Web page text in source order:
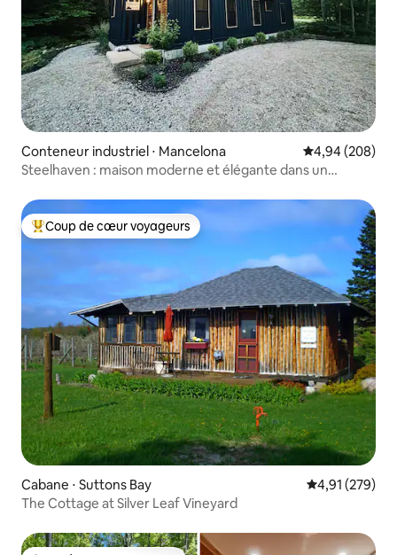
Conteneur industriel ⋅ Mancelona Évaluation
4,94 (208)
Steelhaven : maison moderne et élégante dans un
Coups de cœur voyageurs les plus appréciés
Coup de cœur voyageurs
Cabane ⋅ Suttons Bay Évaluation
4,91 (279)
The Cottage at Silver Leaf Vineyard